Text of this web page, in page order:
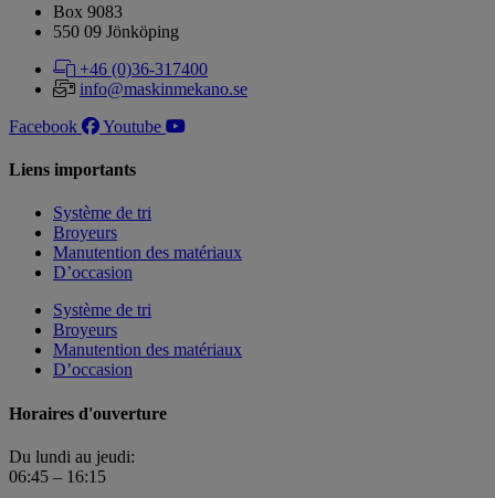
Box 9083
​​​​​​​550 09 Jönköping
+46 (0)36-317400
info@maskinmekano.se
Facebook
Youtube
Liens importants
Système de tri
Broyeurs
Manutention des matériaux
D’occasion
Système de tri
Broyeurs
Manutention des matériaux
D’occasion
Horaires d'ouverture
Du lundi au jeudi:
06:45 – 16:15